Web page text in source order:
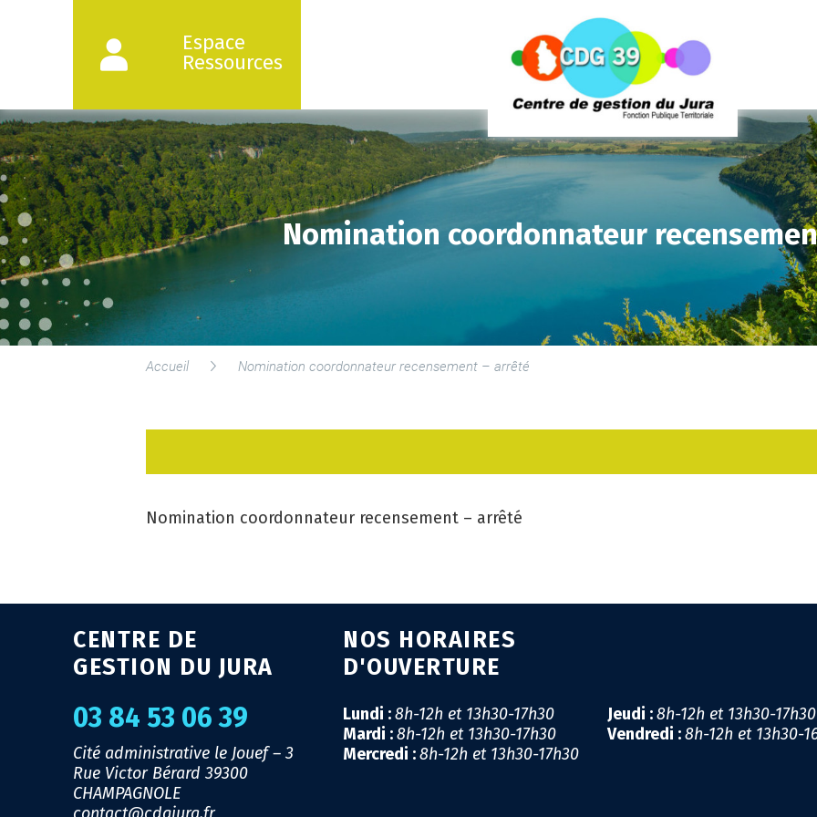
Espace
Ressources
Nomination coordonnateur
Accueil Nomination coordonnateur recensement – arrêté
Nomination coordonnateur recensement – arrêté
CENTRE DE
GESTION DU JURA
03 84 53 06 39
Cité administrative le Jouef – 3
Rue Victor Bérard 39300
CHAMPAGNOLE
NOS HORAIRES
D'OUVERTURE
Lundi :8h-12h et 13h30-17h30
Mardi :8h-12h et 13h30-17h30
Mercredi :8h-12h et 13h30-17h30
Jeudi :8h-12h et 13h30-17h30
Vendredi :8h-12h et 13h30-